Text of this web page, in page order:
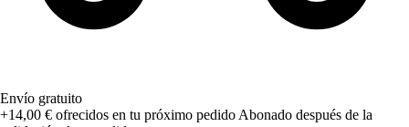
Envío gratuito
+14,00 € ofrecidos en tu próximo pedido Abonado después de la